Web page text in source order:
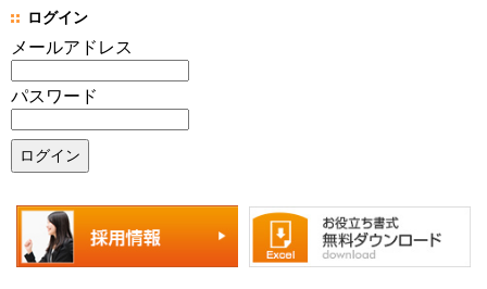
ログイン
メールアドレス
パスワード